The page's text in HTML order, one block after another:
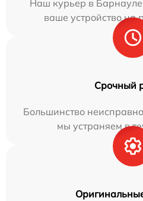
Наш курьер в Барнауле
ваше устройство на
Срочный
Большинство
мы устраняем в